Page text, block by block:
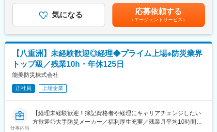
・出張：最低でも半年に1度は担当工場に棚卸で出張。主な出張
先：各担当工場（三重、平塚、日光、今市、千葉）
■古河電気工業について
従業員数約5万人、売上高約1兆円規模を誇る社会インフラ系メー
カーで、創業140年超の老舗企業です。電力ケーブルや光ファイ
バー分野を中核とし、光ファイバー用リボンファイバーでは世界
トップクラスのシェアを持つのが大きな強み。
変更の範囲：会社の定める業務
ら、工事決算の業務を遂行していただきます。
また、四半期末には監査法人対応が定例であります。
今後の電力工事の拡大に伴い、適切な会計処理も事業部門と監査
ていれば、多くを経験し学ぶことが可能です。
■組織構成
12名体制（20代8名、30代1名、40代2名、60代1名）
■キャリアパス
適性に応じ、同じ経理部内で税務・財務など他系統への異動のほ
きます。
なお、年１回上司とキャリア面談があります。皆さんのライフプ
気になる 応募依頼する
（エージェントサービス）
【八重洲】未経験歓迎◎経理◆プライム上場※防災業界
トップ級／残業10h・年休125日
能美防災株式会社
正社員 上場企業
仕事内容
【経理未経験歓迎！簿記資格者や経理にキャリアチェンジしたい
方歓迎◎大手防災メーカー／福利厚生充実／残業月平均10時間程